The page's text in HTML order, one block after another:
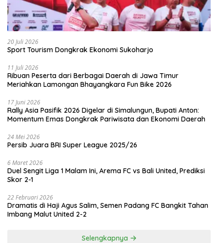
20 Juli 2026
Sport Tourism Dongkrak Ekonomi Sukoharjo
11 Juli 2026
Ribuan Peserta dari Berbagai Daerah di Jawa Timur
Meriahkan Lamongan Bhayangkara Fun Bike 2026
17 Juni 2026
Rally Asia Pasifik 2026 Digelar di Simalungun, Bupati Anton:
Momentum Emas Dongkrak Pariwisata dan Ekonomi Daerah
24 Mei 2026
Persib Juara BRI Super League 2025/26
6 Maret 2026
Duel Sengit Liga 1 Malam Ini, Arema FC vs Bali United, Prediksi
Skor 2-1
22 Februari 2026
Dramatis di Haji Agus Salim, Semen Padang FC Bangkit Tahan
Imbang Malut United 2-2
Selengkapnya